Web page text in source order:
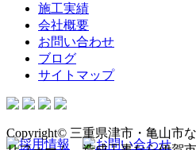
施工実績
会社概要
お問い合わせ
ブログ
サイトマップ
Copyright© 三重県津市・亀山市